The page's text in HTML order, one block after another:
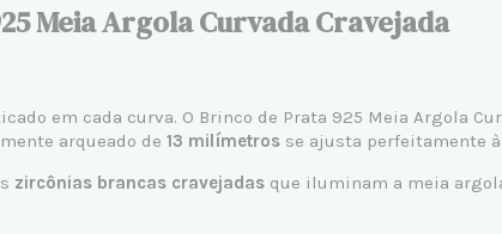
Meia Argola Curvada Cravejada
em cada curva. O Brinco de Prata 925 Meia Argola
arqueado de 13 milímetros se ajusta perfeitamente
zircônias brancas cravejadas que iluminam a meia